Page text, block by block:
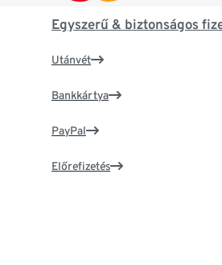
Egyszerű & biztonságos
Utánvét
Bankkártya
PayPal
Előrefizetés